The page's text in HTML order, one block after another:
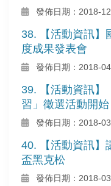
發佈日期：2018-
38. 【活動資訊】
度成果發表會
發佈日期：2018-
39. 【活動資訊】
習」徵選活動開始
發佈日期：2018-
40. 【活動資訊】
盃黑克松
發佈日期：2018-